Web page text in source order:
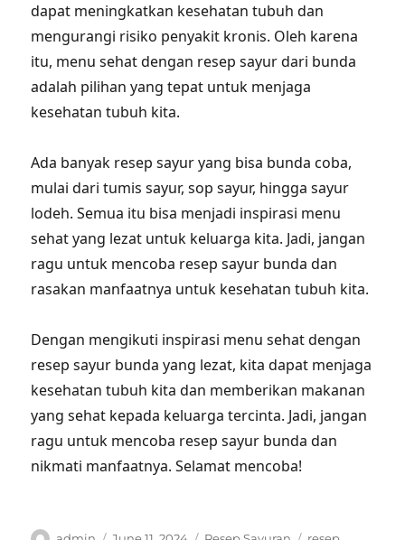
dapat meningkatkan kesehatan tubuh dan
mengurangi risiko penyakit kronis. Oleh karena
itu, menu sehat dengan resep sayur dari bunda
adalah pilihan yang tepat untuk menjaga
kesehatan tubuh kita.
Ada banyak resep sayur yang bisa bunda coba,
mulai dari tumis sayur, sop sayur, hingga sayur
lodeh. Semua itu bisa menjadi inspirasi menu
sehat yang lezat untuk keluarga kita. Jadi, jangan
ragu untuk mencoba resep sayur bunda dan
rasakan manfaatnya untuk kesehatan tubuh kita.
Dengan mengikuti inspirasi menu sehat dengan
resep sayur bunda yang lezat, kita dapat menjaga
kesehatan tubuh kita dan memberikan makanan
yang sehat kepada keluarga tercinta. Jadi, jangan
ragu untuk mencoba resep sayur bunda dan
nikmati manfaatnya. Selamat mencoba!